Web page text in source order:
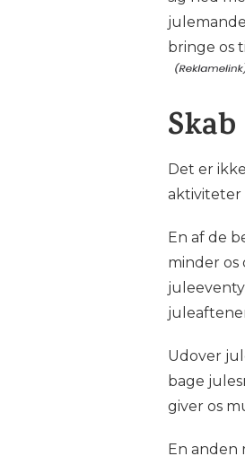
bringe os
Det er
aktiviteter
En af de
minder
Udover
bage
giver os
En anden